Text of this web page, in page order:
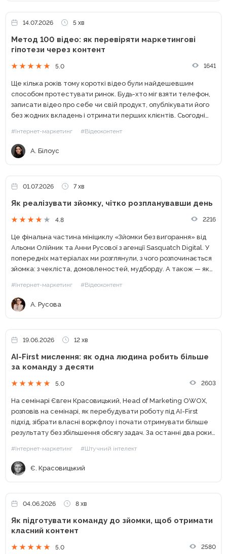
14.07.2026 5 хв
Метод 100 відео: як перевіряти маркетингові
гіпотези через контент
5.0 1641
Ще кілька років тому короткі відео були найдешевшим
способом протестувати ринок. Будь-хто міг взяти телефон,
записати відео про себе чи свій продукт, опублікувати його
без жодних вкладень і отримати перших клієнтів. Сьогодні
рази,...
#Інтернет-маркетинг #Відеоконтент
А. Білоус
01.07.2026 7 хв
Як реалізувати зйомку, чітко розпланувавши день
4.8 2216
Це фінальна частина мініциклу «Зйомки без вигорання» від
Альони Олійник та Анни Русової з агенції Sasquatch Digital. У
попередніх матеріалах ми розглянули, з чого розпочинається
зйомка: з чекліста, домовленостей, мудборду. А також — як
#Інтернет-маркетинг #Відеоконтент
А. Русова
19.06.2026 12 хв
AI-First мислення: як одна людина робить більше
за команду з десяти
5.0 2603
На семінарі Євген Красовицький, Head of Marketing OWOX,
розповів на семінарі, як перебудувати роботу під AI-First
підхід, зібрати власні воркфлоу і почати отримувати більше
результату без збільшення обсягу задач. За останні два роки
#Інтернет-маркетинг #Штучний інтелект
Є. Красовицький
04.06.2026 8 хв
Як підготувати команду до зйомки, щоб отримати
класний контент
5.0 2580